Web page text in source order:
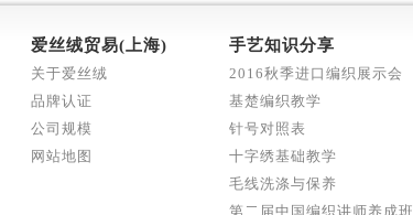
爱丝绒贸易(上海)
关于爱丝绒
品牌认证
公司规模
网站地图
手艺知识分享
2016秋季进口编织展示会
基楚编织教学
针号对照表
十字绣基础教学
毛线洗涤与保养
第二届中国编织讲师养成班